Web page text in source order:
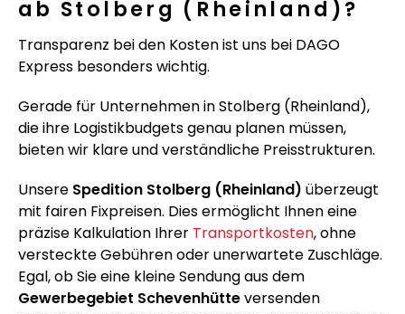
ab Stolberg (Rheinland)?
Transparenz bei den Kosten ist uns bei DAGO
Express besonders wichtig.
Gerade für Unternehmen in Stolberg (Rheinland),
die ihre Logistikbudgets genau planen müssen,
bieten wir klare und verständliche Preisstrukturen.
Unsere Spedition Stolberg (Rheinland) überzeugt
mit fairen Fixpreisen. Dies ermöglicht Ihnen eine
präzise Kalkulation Ihrer Transportkosten, ohne
versteckte Gebühren oder unerwartete Zuschläge.
Egal, ob Sie eine kleine Sendung aus dem
Gewerbegebiet Schevenhütteversenden